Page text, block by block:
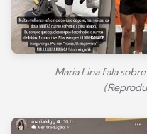
Maria Lina fala